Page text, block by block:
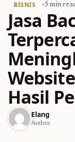
BISNIS •5 min
Jasa
Hasil
Elang
Author